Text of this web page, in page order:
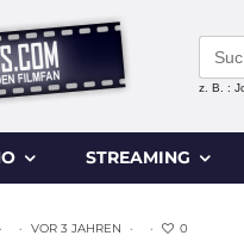
for:
z. B. :
STREAMING
· · VOR 3 JAHREN · · 0